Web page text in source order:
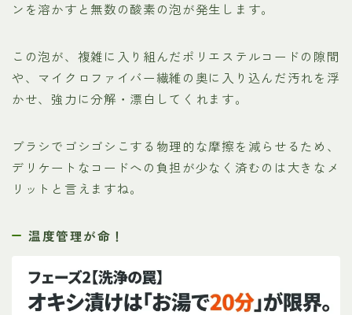
ンを溶かすと無数の酸素の泡が発生します。
この泡が、複雑に入り組んだポリエステルコードの隙間
や、マイクロファイバー繊維の奥に入り込んだ汚れを浮
かせ、強力に分解・漂白してくれます。
ブラシでゴシゴシこする物理的な摩擦を減らせるため、
デリケートなコードへの負担が少なく済むのは大きなメ
リットと言えますね。
温度管理が命！